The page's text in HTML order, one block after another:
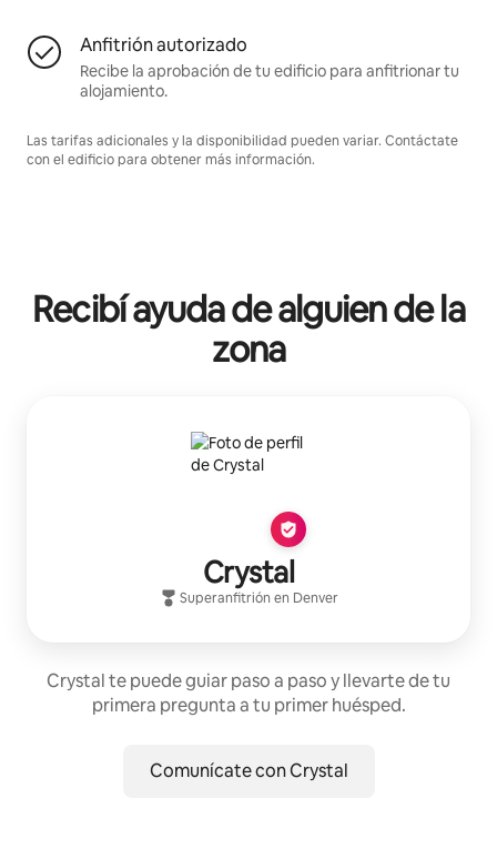
Anfitrión autorizado
Recibe la aprobación de tu edificio para anfitrionar tu
alojamiento.
Las tarifas adicionales y la disponibilidad pueden variar. Contáctate
con el edificio para obtener más información.
Recibí ayuda de alguien de la
zona
Crystal
Superanfitrión en Denver
Crystal te puede guiar paso a paso y llevarte de tu
primera pregunta a tu primer huésped.
Comunícate con Crystal